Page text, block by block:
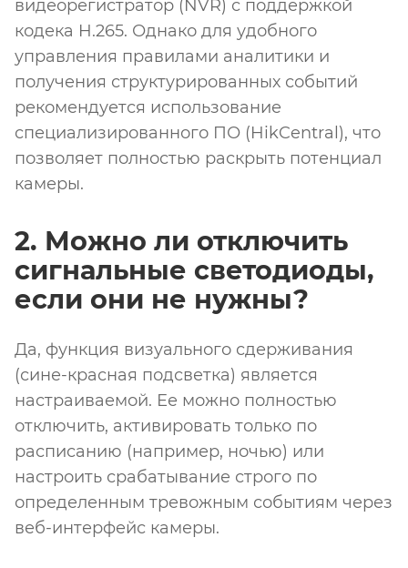
видеорегистратор (NVR) с поддержкой
кодека H.265. Однако для удобного
управления правилами аналитики и
получения структурированных событий
рекомендуется использование
специализированного ПО (HikCentral), что
позволяет полностью раскрыть потенциал
камеры.
2. Можно ли отключить
сигнальные светодиоды,
если они не нужны?
Да, функция визуального сдерживания
(сине-красная подсветка) является
настраиваемой. Ее можно полностью
отключить, активировать только по
расписанию (например, ночью) или
настроить срабатывание строго по
определенным тревожным событиям через
веб-интерфейс камеры.